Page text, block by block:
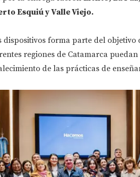
Esquiú y Valle Viejo.
forma parte del objetivo
regiones de Catamarca
de las prácticas de